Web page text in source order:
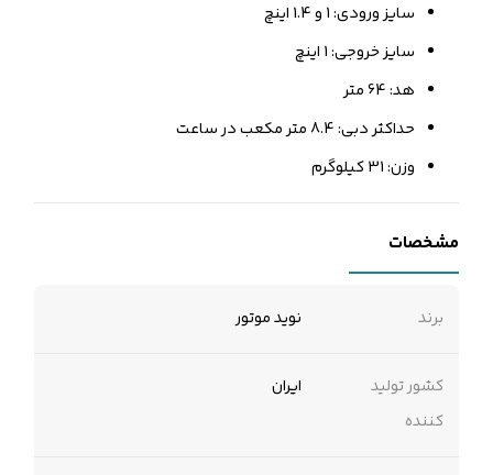
سایز ورودی: 1 و 1.4 اینچ
سایز خروجی: 1 اینچ
هد: 64 متر
حداکثر دبی: 8.4 متر مکعب در ساعت
وزن: 31 کیلوگرم
مشخصات
برند نوید موتور
کشور تولید
کننده
ایران